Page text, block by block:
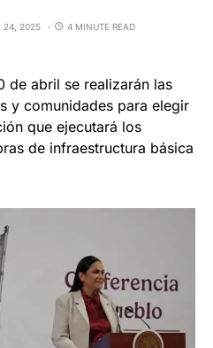
24, 2025 4 MINUTE READ
de abril se realizarán las
y comunidades para elegir
que ejecutará los
de infraestructura básica